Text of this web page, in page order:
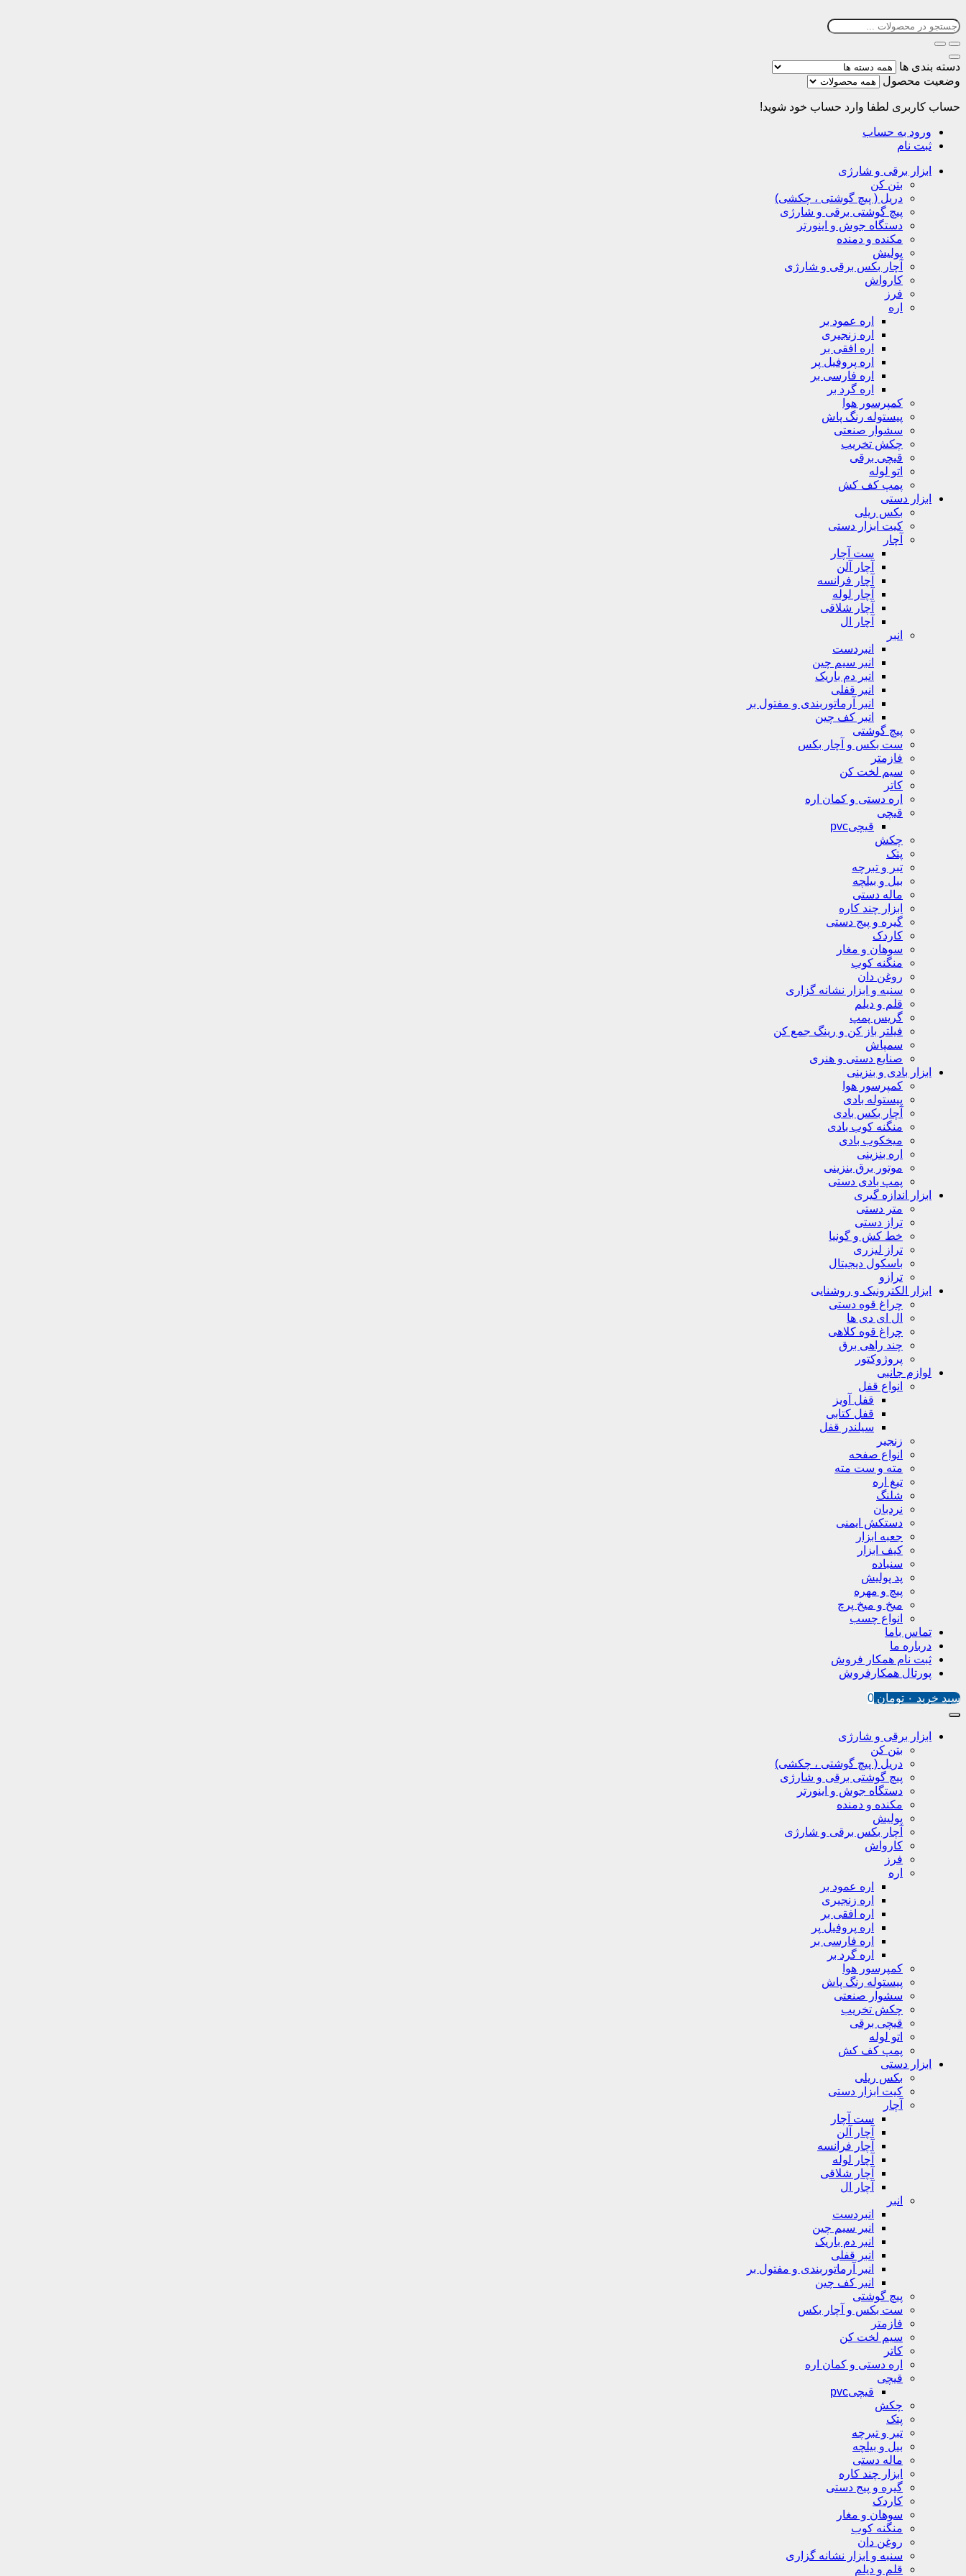
دسته بندی ها
وضعیت محصول
حساب کاربری لطفا وارد حساب خود شوید!
ورود به حساب
ثبت نام
ابزار برقی و شارژی
بتن کن
دریل ( پیچ گوشتی ، چکشی)
پیچ گوشتی برقی و شارژی
دستگاه جوش و اینورتر
مکنده و دمنده
پولیش
آچار بکس برقی و شارژی
کارواش
فرز
اره
اره عمود بر
اره زنجیری
اره افقی بر
اره پروفیل پر
اره فارسی بر
اره گرد بر
کمپرسور هوا
پیستوله رنگ پاش
سشوار صنعتی
چکش تخریب
قیچی برقی
اتو لوله
پمپ کف کش
ابزار دستی
بکس ریلی
کیت ابزار دستی
آچار
ست آچار
آچار آلن
آچار فرانسه
آچار لوله
آچار شلاقی
آچار ال
انبر
انبردست
انبر سیم چین
انبر دم باریک
انبر قفلی
انبر آرماتوربندی و مفتول بر
انبر کف چین
پیچ گوشتی
ست بکس و آچار بکس
فازمتر
سیم لخت کن
کاتر
اره دستی و کمان اره
قیچی
قیچیpvc
چکش
پتک
تبر و تبرچه
بیل و بیلچه
ماله دستی
ابزار چند کاره
گیره و پیج دستی
کاردک
سوهان و مغار
منگنه کوب
روغن دان
سنبه و ابزار نشانه گزاری
قلم و دیلم
گریس پمپ
فیلتر باز کن و رینگ جمع کن
سمپاش
صنایع دستی و هنری
ابزار بادی و بنزینی
کمپرسور هوا
پیستوله بادی
آچار بکس بادی
منگنه کوب بادی
میخکوب بادی
اره بنزینی
موتور برق بنزینی
پمپ بادی دستی
ابزار اندازه گیری
متر دستی
تراز دستی
خط کش و گونیا
تراز لیزری
باسکول دیجیتال
ترازو
ابزار الکترونیک و روشنایی
چراغ قوه دستی
ال ای دی ها
چراغ قوه کلاهی
چند راهی برق
پروژوکتور
لوازم جانبی
انواع قفل
قفل آویز
قفل کتابی
سیلندر قفل
زنجیر
انواع صفحه
مته و ست مته
تیغ اره
شلنگ
نردبان
دستکش ایمنی
جعبه ابزار
کیف ابزار
سنباده
پد پولیش
پیچ و مهره
میخ و میخ پرچ
انواع چسب
تماس باما
درباره ما
ثبت نام همکار فروش
پورتال همکارفروش
سبد خرید ۰ تومان 0
ابزار برقی و شارژی
بتن کن
دریل ( پیچ گوشتی ، چکشی)
پیچ گوشتی برقی و شارژی
دستگاه جوش و اینورتر
مکنده و دمنده
پولیش
آچار بکس برقی و شارژی
کارواش
فرز
اره
اره عمود بر
اره زنجیری
اره افقی بر
اره پروفیل پر
اره فارسی بر
اره گرد بر
کمپرسور هوا
پیستوله رنگ پاش
سشوار صنعتی
چکش تخریب
قیچی برقی
اتو لوله
پمپ کف کش
ابزار دستی
بکس ریلی
کیت ابزار دستی
آچار
ست آچار
آچار آلن
آچار فرانسه
آچار لوله
آچار شلاقی
آچار ال
انبر
انبردست
انبر سیم چین
انبر دم باریک
انبر قفلی
انبر آرماتوربندی و مفتول بر
انبر کف چین
پیچ گوشتی
ست بکس و آچار بکس
فازمتر
سیم لخت کن
کاتر
اره دستی و کمان اره
قیچی
قیچیpvc
چکش
پتک
تبر و تبرچه
بیل و بیلچه
ماله دستی
ابزار چند کاره
گیره و پیج دستی
کاردک
سوهان و مغار
منگنه کوب
روغن دان
سنبه و ابزار نشانه گزاری
قلم و دیلم